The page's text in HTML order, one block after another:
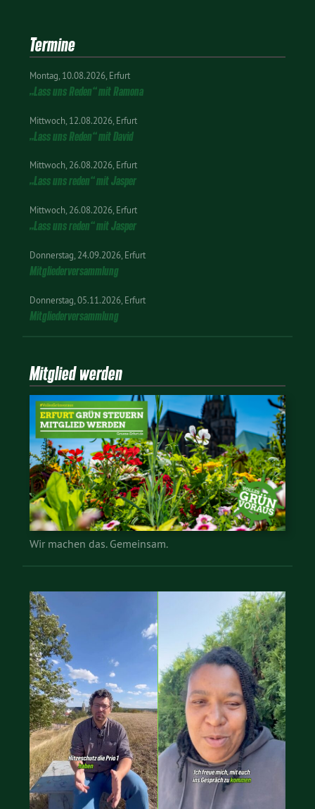
Termine
Montag 10.08.2026 Erfurt
„Lass uns Reden“ mit Ramona
Mittwoch 12.08.2026 Erfurt
„Lass uns Reden“ mit David
Mittwoch 26.08.2026 Erfurt
„Lass uns reden“ mit Jasper
Mittwoch 26.08.2026 Erfurt
„Lass uns reden“ mit Jasper
Donnerstag 24.09.2026 Erfurt
Mitgliederversammlung
Donnerstag 05.11.2026 Erfurt
Mitgliederversammlung
Mitglied werden
Wir machen das. Gemeinsam.